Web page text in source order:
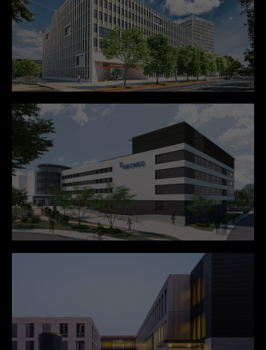
info@yourdomain.com
About us
Lorem ipsum dolor sit amet, consectetuer
adipiscing elit.
Aenean commodo ligula eget dolor. Aenean massa.
Cum sociis natoque penatibus et magnis dis
parturient montes, nascetur ridiculus mus. Donec
quam felis, ultricies nec.